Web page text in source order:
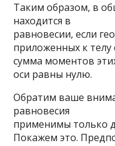
Таким образом, в
находится в
равновесии, если
приложенных к телу
сумма моментов
оси равны нулю.
Обратим ваше
равновесия
применимы только
Покажем это.